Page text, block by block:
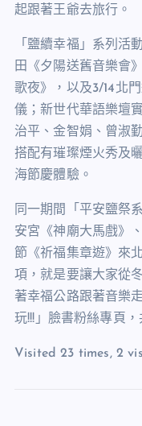
起跟著王爺去旅行。
「鹽續幸福」系列活
田《夕陽送舊音樂會
歌夜》，以及3/14北
儀；新世代華語樂壇
治平、金智娟、曾淑
搭配有璀璨煙火秀及
海節慶體驗。
同一期間「平安鹽祭
安宮《神廟大馬戲》
節《祈福集章遊》來
項，就是要讓大家從
著幸福公路跟著音樂
玩!!!」臉書粉絲專頁
Visited 23 times, 2